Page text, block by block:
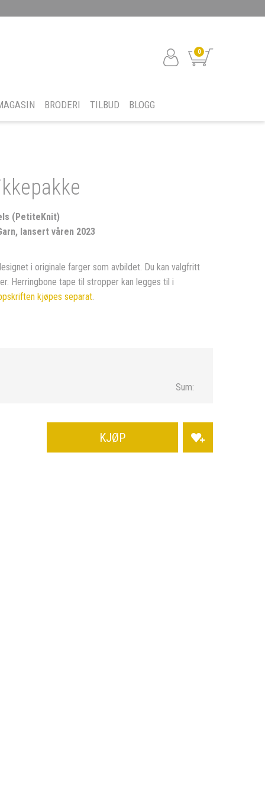
0
BRODERI TILBUD BLOGG
(PetiteKnit)
lansert våren 2023
i originale farger som avbildet. Du kan valgfritt
Herringbone tape til stropper kan legges til i
kjøpes separat.
Sum:
KJØP